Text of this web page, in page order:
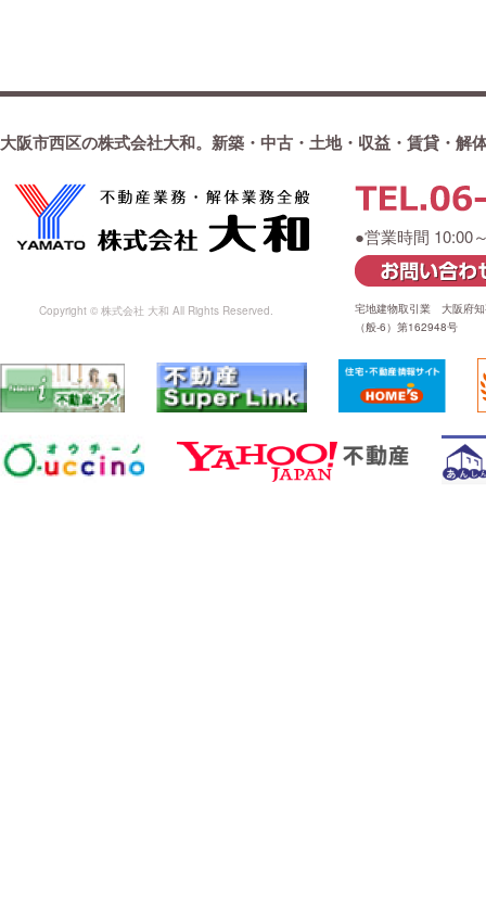
大阪市西区の株式会社大和。新築・中古・土地・収益・賃貸・解
Copyright © 株式会社 大和 All Rights Reserved.
●営業時間 10:00
宅地建物取引業 大阪府
（般-6）第162948号